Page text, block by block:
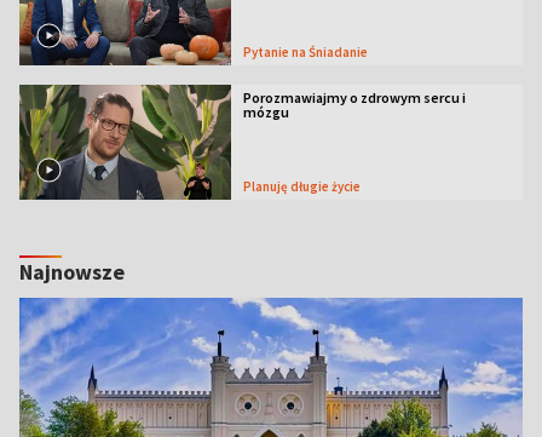
Pytanie na Śniadanie
Porozmawiajmy o zdrowym sercu i
mózgu
Planuję długie życie
Najnowsze